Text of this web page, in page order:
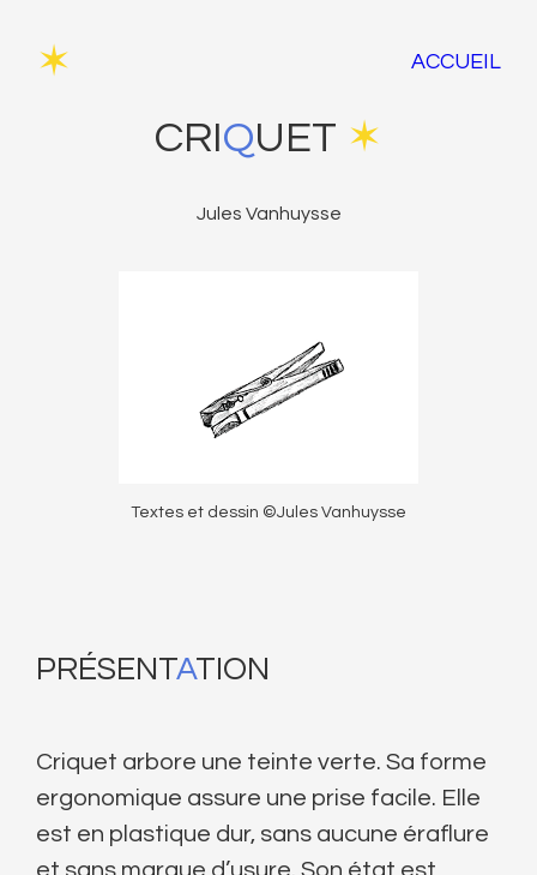
✶ ACCUEIL
CRIQUET ✶
Jules Vanhuysse
Textes et dessin ©Jules Vanhuysse
PRÉSENTATION
Criquet arbore une teinte verte. Sa forme
ergonomique assure une prise facile. Elle
est en plastique dur, sans aucune éraflure